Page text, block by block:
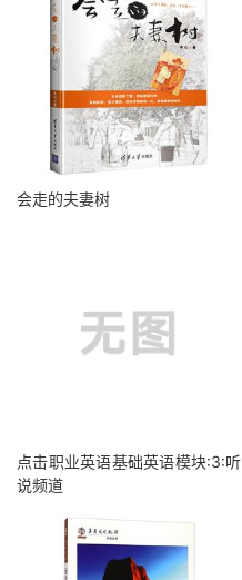
会走的夫妻树
点击职业英语基础英语模块:3:听
说频道